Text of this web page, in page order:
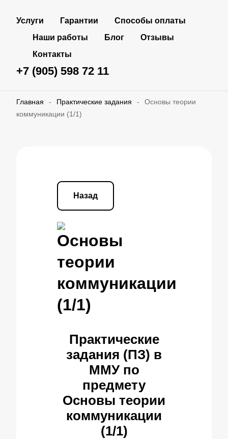
Услуги Гарантии
Способы оплаты
Наши работы
Блог
Отзывы
Контакты
+7 (905) 598 72 11
Главная - Практические задания -
Основы теории
коммуникации (1/1)
Назад
Основы
теории
коммуникации
(1/1)
Практические
задания (ПЗ) в
ММУ по
предмету
Основы теории
коммуникации
(1/1)